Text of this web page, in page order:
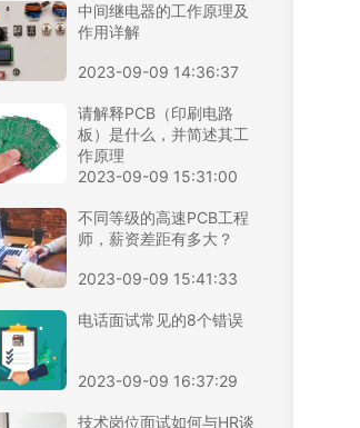
中间继电器的工作原理及
作用详解
2023-09-09 14:36:37
请解释PCB（印刷电路
板）是什么，并简述其工
作原理
2023-09-09 15:31:00
不同等级的高速PCB工程
师，薪资差距有多大？
2023-09-09 15:41:33
电话面试常见的8个错误
2023-09-09 16:37:29
技术岗位面试如何与HR谈